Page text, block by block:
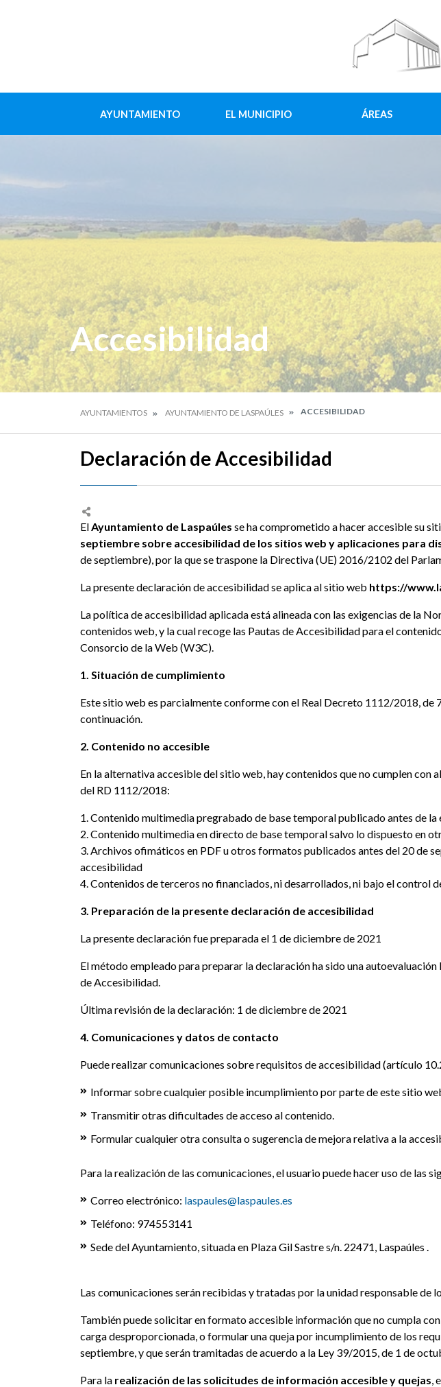
AYUNTAMIENTO EL MUNICIPIO ÁREAS
Accesibilidad
AYUNTAMIENTOS AYUNTAMIENTO DE LASPAÚLES ACCESIBILIDAD
Declaración de Accesibilidad
ElAyuntamiento de Laspaúles se ha comprometido a hacer accesible su
septiembre sobre accesibilidad de los sitios web y aplicaciones para
de septiembre), por la que se traspone la Directiva (UE) 2016/2102 del
La presente declaración de accesibilidad se aplica al sitio web https://
La política de accesibilidad aplicada está alineada con las exigencias de la
contenidos web, y la cual recoge las Pautas de Accesibilidad para el
Consorcio de la Web (W3C).
1. Situación de cumplimiento
Este sitio web es parcialmente conforme con el Real Decreto 1112/2018,
continuación.
2. Contenido no accesible
En la alternativa accesible del sitio web, hay contenidos que no cumplen
del RD 1112/2018:
1. Contenido multimedia pregrabado de base temporal publicado antes de
2. Contenido multimedia en directo de base temporal salvo lo dispuesto en
3. Archivos ofimáticos en PDF u otros formatos publicados antes del 20 de
accesibilidad
4. Contenidos de terceros no financiados, ni desarrollados, ni bajo el control
3. Preparación de la presente declaración de accesibilidad
La presente declaración fue preparada el 1 de diciembre de 2021
El método empleado para preparar la declaración ha sido una
de Accesibilidad.
Última revisión de la declaración: 1 de diciembre de 2021
4. Comunicaciones y datos de contacto
Puede realizar comunicaciones sobre requisitos de accesibilidad (artículo
Informar sobre cualquier posible incumplimiento por parte de este sitio
Transmitir otras dificultades de acceso al contenido.
Formular cualquier otra consulta o sugerencia de mejora relativa a la
Para la realización de las comunicaciones, el usuario puede hacer uso de las
Correo electrónico: laspaules@laspaules.es
Teléfono: 974553141
Sede del Ayuntamiento, situada en Plaza Gil Sastre s/n. 22471, Laspaúles .
Las comunicaciones serán recibidas y tratadas por la unidad responsable de
También puede solicitar en formato accesible información que no cumpla
carga desproporcionada, o formular una queja por incumplimiento de los
septiembre, y que serán tramitadas de acuerdo a la Ley 39/2015, de 1 de
Para la realización de las solicitudes de información accesible y quejas,